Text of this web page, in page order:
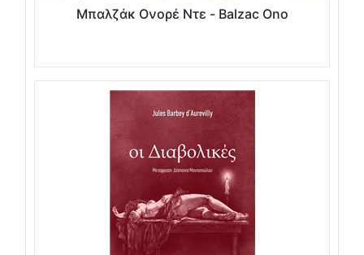
Μπαλζάκ Ονορέ Ντε - Balzac Ono